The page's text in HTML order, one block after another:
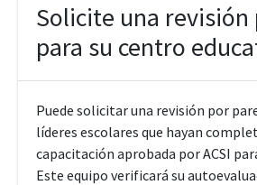
Solicite una revisión
para su centro
Puede solicitar una revisión por
líderes escolares que hayan
capacitación aprobada por ACSI
Este equipo verificará su